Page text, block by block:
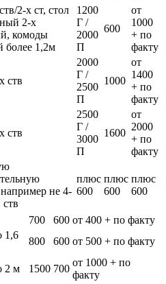
2-х ст, стол
2-х
комоды
более 1,2м
1200
Г /
2000
П
600
от
1000
+ по
факту
ств
2000
Г /
2500
П
1000
от
1400
+ по
факту
ств
2500
Г /
3000
П
1600
от
2000
+ по
факту
например не 4-
ств
плюс
600
плюс
600
плюс
600
700 600 от 400 + по факту
1,6
800 600 от 500 + по факту
2 м 1500 700
от 1000 + по
факту